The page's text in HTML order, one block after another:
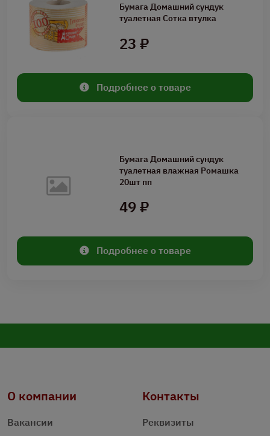
Бумага Домашний сундук
туалетная Сотка втулка
23 ₽
Подробнее о товаре
Бумага Домашний сундук
туалетная влажная Ромашка
20шт пп
49 ₽
Подробнее о товаре
О компании
Вакансии
Контакты
Реквизиты